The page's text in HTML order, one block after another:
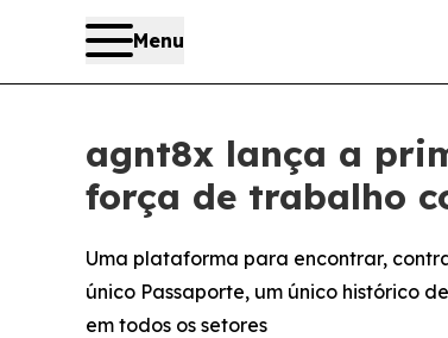
Menu
agnt8x lança a
força de trabalho
Uma plataforma para encontrar,
único Passaporte, um único histórico
em todos os setores